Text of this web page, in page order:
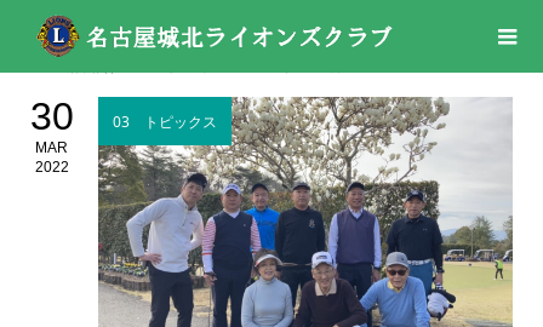
30
MAR
2022
03 トピックス